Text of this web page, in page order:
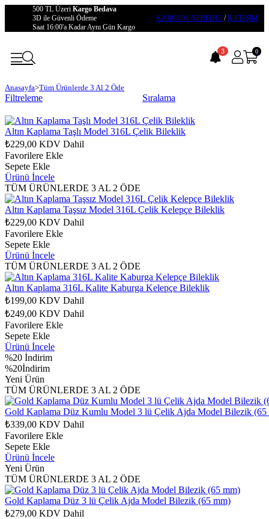
500 TL Üzeri Kargo Bedava
3D ile Güvenli Ödeme
Saat 16:00'a Kadar Aynı Gün Kargo
KARGOM NEREDE? /İLETİŞİM
3 0
Anasayfa>Tüm Ürünlerde 3 Al 2 Öde
Filtreleme Sıralama
Altın Kaplama Taşlı Model 316L Çelik Bileklik
₺229,00 KDV Dahil
Favorilere Ekle
Sepete Ekle
Ürünü İncele
TÜM ÜRÜNLERDE 3 AL 2 ÖDE
Altın Kaplama Taşsız Model 316L Çelik Kelepçe Bileklik
₺229,00 KDV Dahil
Favorilere Ekle
Sepete Ekle
Ürünü İncele
TÜM ÜRÜNLERDE 3 AL 2 ÖDE
Altın Kaplama 316L Kalite Kaburga Kelepçe Bileklik
₺199,00 KDV Dahil
₺249,00 KDV Dahil
Favorilere Ekle
Sepete Ekle
Ürünü İncele
%20 İndirim
%20İndirim
Yeni Ürün
TÜM ÜRÜNLERDE 3 AL 2 ÖDE
Gold Kaplama Düz Kumlu Model 3 lü Çelik Ajda Model Bilezik (65
₺339,00 KDV Dahil
Favorilere Ekle
Sepete Ekle
Ürünü İncele
Yeni Ürün
TÜM ÜRÜNLERDE 3 AL 2 ÖDE
Gold Kaplama Düz 3 lü Çelik Ajda Model Bilezik (65 mm)
₺279,00 KDV Dahil